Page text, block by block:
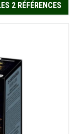
2 RÉFÉRENCES